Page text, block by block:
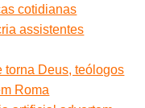
cotidianas
assistentes
torna Deus, teólogos
Roma